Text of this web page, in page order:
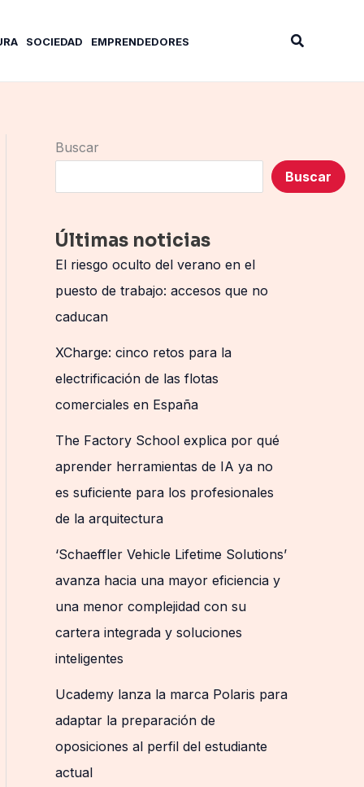
SOCIEDAD EMPRENDEDORES Buscar
Buscar
Buscar
Últimas noticias
El riesgo oculto del verano en el
puesto de trabajo: accesos que no
caducan
XCharge: cinco retos para la
electrificación de las flotas
comerciales en España
The Factory School explica por qué
aprender herramientas de IA ya no
es suficiente para los profesionales
de la arquitectura
‘Schaeffler Vehicle Lifetime Solutions’
avanza hacia una mayor eficiencia y
una menor complejidad con su
cartera integrada y soluciones
inteligentes
Ucademy lanza la marca Polaris para
adaptar la preparación de
oposiciones al perfil del estudiante
actual